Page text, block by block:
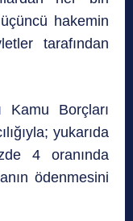
hakemin
tarafından
Kamu Borçları
yukarıda
4 oranında
ödenmesini